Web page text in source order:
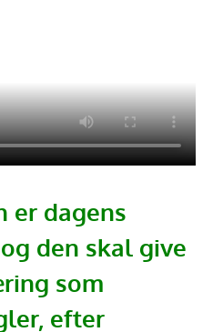
er dagens
den skal give
som
efter